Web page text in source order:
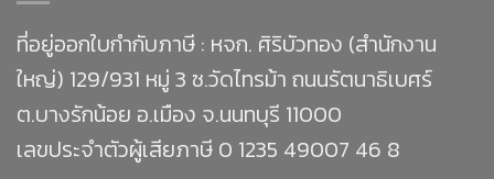
ที่อยู่ออกใบกำกับภาษี : หจก. ศิริบัวทอง (สำนักงาน
ใหญ่) 129/931 หมู่ 3 ซ.วัดไทรม้า ถนนรัตนาธิเบศร์
ต.บางรักน้อย อ.เมือง จ.นนทบุรี 11000
เลขประจำตัวผู้เสียภาษี 0 1235 49007 46 8